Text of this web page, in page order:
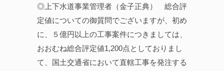
◎上下水道事業管理者（金子正典） 総合評
定値についての御質問でございますが、初め
に、５億円以上の工事案件につきましては、
おおむね総合評定値1,200点としておりまし
て、国土交通省において直轄工事を発注する